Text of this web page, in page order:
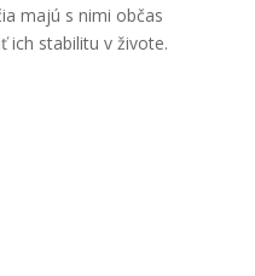
majú s nimi občas
ich stabilitu v živote.